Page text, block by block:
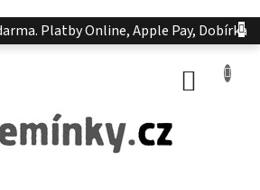
Platby Online, Apple Pay, Dobírka